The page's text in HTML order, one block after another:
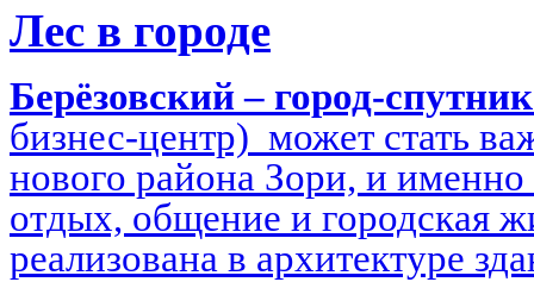
Лес в городе
Берёзовский – город-
бизнес-центр) может стать
нового района Зори, и именно
отдых, общение и городская
реализована в архитектуре